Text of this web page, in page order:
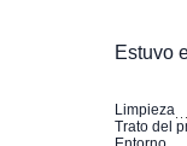
Estuvo
Limpieza
Trato del